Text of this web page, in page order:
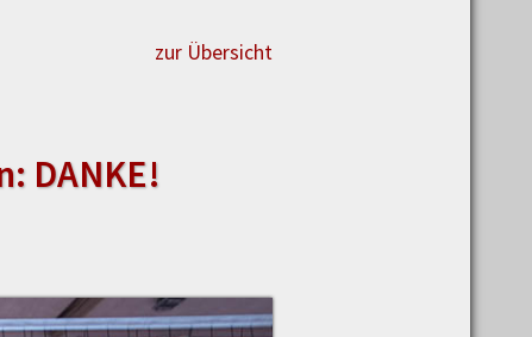
zur Übersicht
DANKE!